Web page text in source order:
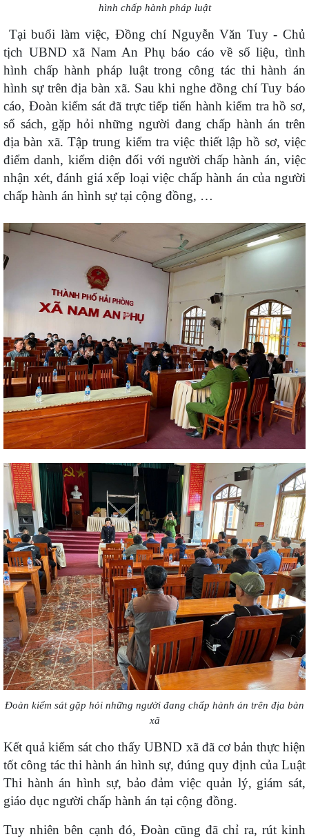
hình chấp hành pháp luật
Tại buổi làm việc, Đồng chí Nguyễn Văn Tuy - Chủ
tịch UBND xã Nam An Phụ báo cáo về số liệu, tình
hình chấp hành pháp luật trong công tác thi hành án
hình sự trên địa bàn xã. Sau khi nghe đồng chí Tuy báo
cáo, Đoàn kiểm sát đã trực tiếp tiến hành kiểm tra hồ sơ,
sổ sách, gặp hỏi những người đang chấp hành án trên
địa bàn xã. Tập trung kiểm tra việc thiết lập hồ sơ, việc
điểm danh, kiểm diện đối với người chấp hành án, việc
nhận xét, đánh giá xếp loại việc chấp hành án của người
chấp hành án hình sự tại cộng đồng, …
Đoàn kiểm sát gặp hỏi những người đang chấp hành án trên địa bàn
xã
Kết quả kiểm sát cho thấy UBND xã đã cơ bản thực hiện
tốt công tác thi hành án hình sự, đúng quy định của Luật
Thi hành án hình sự, bảo đảm việc quản lý, giám sát,
giáo dục người chấp hành án tại cộng đồng.
Tuy nhiên bên cạnh đó, Đoàn cũng đã chỉ ra, rút kinh